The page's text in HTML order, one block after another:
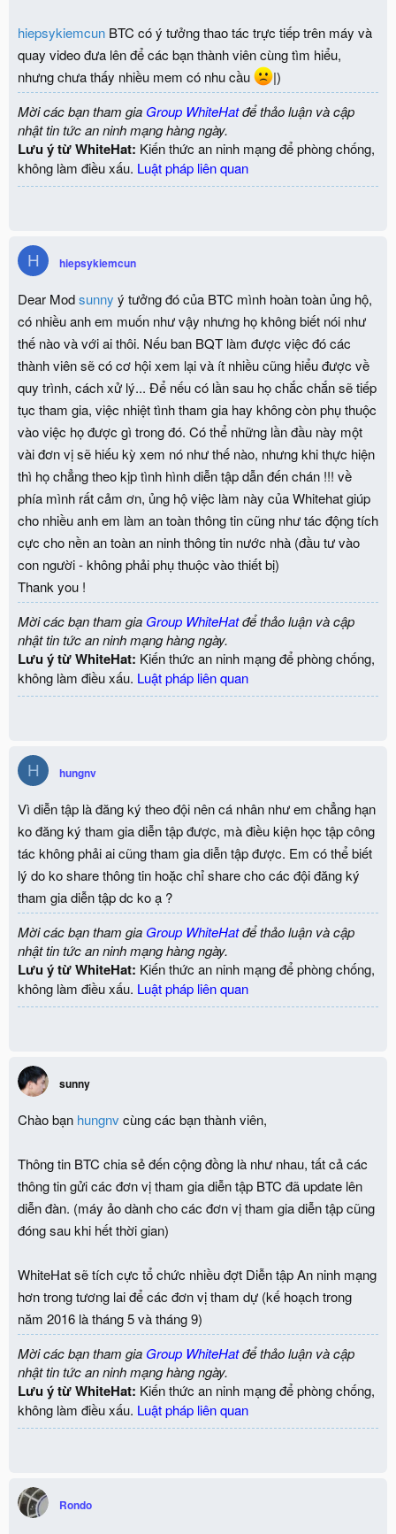
hiepsykiemcun BTC có ý tưởng thao tác trực tiếp trên máy và
quay video đưa lên để các bạn thành viên cùng tìm hiểu,
nhưng chưa thấy nhiều mem có nhu cầu
|)
Mời các bạn tham gia Group WhiteHatđể thảo luận và cập
nhật tin tức an ninh mạng hàng ngày.
Lưu ý từ WhiteHat: Kiến thức an ninh mạng để phòng chống,
không làm điều xấu. Luật pháp liên quan
H hiepsykiemcun
Dear Modsunny ý tưởng đó của BTC mình hoàn toàn ủng hộ,
có nhiều anh em muốn như vậy nhưng họ không biết nói như
thế nào và với ai thôi. Nếu ban BQT làm được việc đó các
thành viên sẽ có cơ hội xem lại và ít nhiều cũng hiểu được về
quy trình, cách xử lý... Để nếu có lần sau họ chắc chắn sẽ tiếp
tục tham gia, việc nhiệt tình tham gia hay không còn phụ thuộc
vào việc họ được gì trong đó. Có thể những lần đầu này một
vài đơn vị sẽ hiếu kỳ xem nó như thế nào, nhưng khi thực hiện
thì họ chẳng theo kịp tình hình diễn tập dẫn đến chán !!! về
phía mình rất cảm ơn, ủng hộ việc làm này của Whitehat giúp
cho nhiều anh em làm an toàn thông tin cũng như tác động tích
cực cho nền an toàn an ninh thông tin nước nhà (đầu tư vào
con người - không phải phụ thuộc vào thiết bị)
Thank you !
Mời các bạn tham gia Group WhiteHatđể thảo luận và cập
nhật tin tức an ninh mạng hàng ngày.
Lưu ý từ WhiteHat: Kiến thức an ninh mạng để phòng chống,
không làm điều xấu. Luật pháp liên quan
H hungnv
Vì diễn tập là đăng ký theo đội nên cá nhân như em chẳng hạn
ko đăng ký tham gia diễn tập được, mà điều kiện học tập công
tác không phải ai cũng tham gia diễn tập được. Em có thể biết
lý do ko share thông tin hoặc chỉ share cho các đội đăng ký
tham gia diễn tập dc ko ạ ?
Mời các bạn tham gia Group WhiteHatđể thảo luận và cập
nhật tin tức an ninh mạng hàng ngày.
Lưu ý từ WhiteHat: Kiến thức an ninh mạng để phòng chống,
không làm điều xấu. Luật pháp liên quan
sunny
Chào bạn hungnv cùng các bạn thành viên,
Thông tin BTC chia sẻ đến cộng đồng là như nhau, tất cả các
thông tin gửi các đơn vị tham gia diễn tập BTC đã update lên
diễn đàn. (máy ảo dành cho các đơn vị tham gia diễn tập cũng
đóng sau khi hết thời gian)
WhiteHat sẽ tích cực tổ chức nhiều đợt Diễn tập An ninh mạng
hơn trong tương lai để các đơn vị tham dự (kế hoạch trong
năm 2016 là tháng 5 và tháng 9)
Mời các bạn tham gia Group WhiteHatđể thảo luận và cập
nhật tin tức an ninh mạng hàng ngày.
Lưu ý từ WhiteHat: Kiến thức an ninh mạng để phòng chống,
không làm điều xấu. Luật pháp liên quan
Rondo